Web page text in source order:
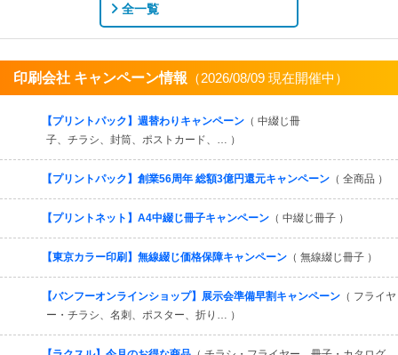
全一覧
印刷会社 キャンペーン情報 （2026/08/09 現在開催中）
【プリントパック】週替わりキャンペーン （ 中綴じ冊
子、チラシ、封筒、ポストカード、… ）
【プリントパック】創業56周年 総額3億円還元キャンペーン （ 全商品 ）
【プリントネット】A4中綴じ冊子キャンペーン （ 中綴じ冊子 ）
【東京カラー印刷】無線綴じ価格保障キャンペーン （ 無線綴じ冊子 ）
【バンフーオンラインショップ】展示会準備早割キャンペーン （ フライヤ
ー・チラシ、名刺、ポスター、折り… ）